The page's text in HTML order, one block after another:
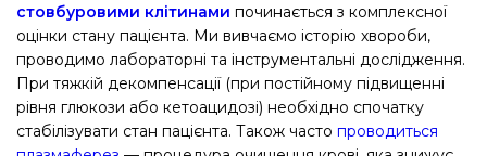
стовбуровими клітинами починається з комплексної
оцінки стану пацієнта. Ми вивчаємо історію хвороби,
проводимо лабораторні та інструментальні дослідження.
При тяжкій декомпенсації (при постійному підвищенні
рівня глюкози або кетоацидозі) необхідно спочатку
стабілізувати стан пацієнта. Також часто проводиться